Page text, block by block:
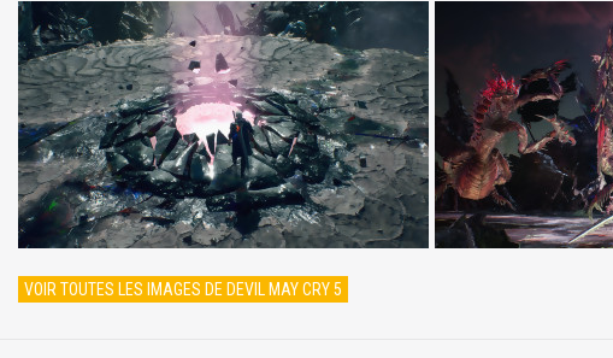
VOIR TOUTES LES IMAGES DE DEVIL MAY CRY 5